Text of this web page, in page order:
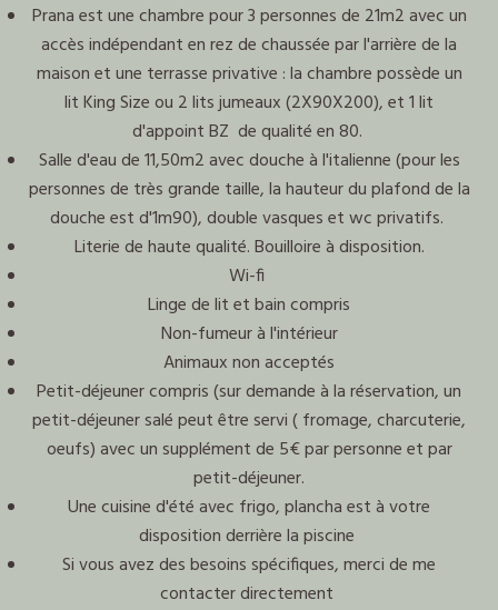
Prana est une chambre pour 3 personnes de 21m2 avec un
accès indépendant en rez de chaussée par l'arrière de la
maison et une terrasse privative : la chambre possède un
lit King Size ou 2 lits jumeaux (2X90X200), et 1 lit
d'appoint BZ de qualité en 80.
Salle d'eau de 11,50m2 avec douche à l'italienne (pour les
personnes de très grande taille, la hauteur du plafond de la
douche est d'1m90), double vasques et wc privatifs.
Literie de haute qualité. Bouilloire à disposition.
Wi-fi
Linge de lit et bain compris
Non-fumeur à l'intérieur
Animaux non acceptés
Petit-déjeuner compris (sur demande à la réservation, un
petit-déjeuner salé peut être servi ( fromage, charcuterie,
oeufs) avec un supplément de 5€ par personne et par
petit-déjeuner.
Une cuisine d'été avec frigo, plancha est à votre
disposition derrière la piscine
Si vous avez des besoins spécifiques, merci de me
contacter directement